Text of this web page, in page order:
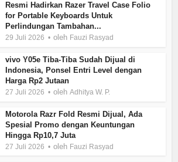
Resmi Hadirkan Razer Travel Case Folio
for Portable Keyboards Untuk
Perlindungan Tambahan...
29 Juli 2026 oleh Fauzi Rasyad
vivo Y05e Tiba-Tiba Sudah Dijual di
Indonesia, Ponsel Entri Level dengan
Harga Rp2 Jutaan
27 Juli 2026 olehAdhitya W. P.
Motorola Razr Fold Resmi Dijual, Ada
Spesial Promo dengan Keuntungan
Hingga Rp10,7 Juta
27 Juli 2026 oleh Fauzi Rasyad